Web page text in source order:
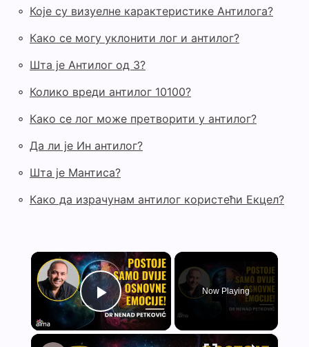
◦ Које су визуелне карактеристике Антилога?
◦ Како се могу уклонити лог и антилог?
◦ Шта је Антилог од 3?
◦ Колико вреди антилог 10100?
◦ Како се лог може претворити у антилог?
◦ Да ли је Ин антилог?
◦ Шта је Мантиса?
◦ Како да израчунам антилог користећи Екцел?
×
Play Video
Now Playing
×